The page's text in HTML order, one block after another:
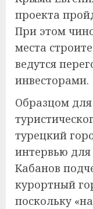
проекта
При этом
места
ведутся
инвесторами.
Образцом для
турецкий
интервью
Кабанов
курортный
поскольку